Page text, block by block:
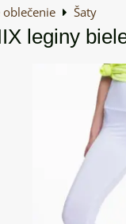
oblečenie Šaty
leginy